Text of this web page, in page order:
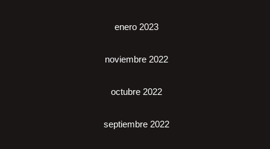
enero 2023
noviembre 2022
octubre 2022
septiembre 2022